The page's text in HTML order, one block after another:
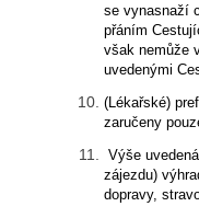
se vynasnaží
přáním
však nemůže
uvedenými
(Lékařské)
zaručeny
Výše
zájezdu)
dopravy,